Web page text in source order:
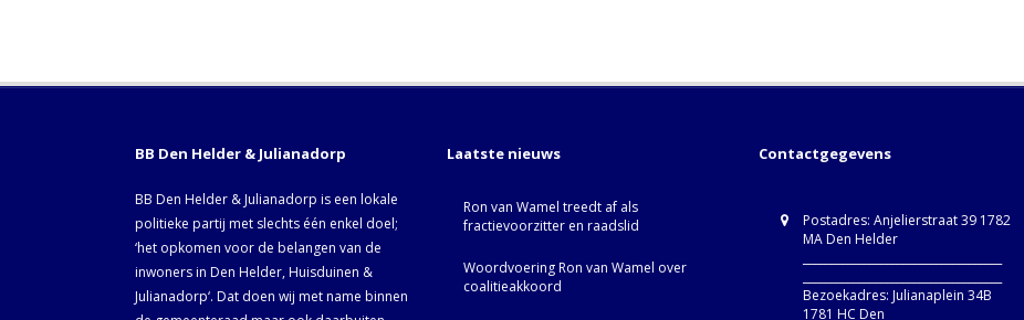
BB Den Helder & Julianadorp
BB Den Helder & Julianadorp is een lokale
politieke partij met slechts één enkel doel;
‘het opkomen voor de belangen van de
inwoners in Den Helder, Huisduinen &
Julianadorp‘. Dat doen wij met name binnen
Laatste nieuws
Ron van Wamel treedt af als
fractievoorzitter en raadslid
Woordvoering Ron van Wamel over
coalitieakkoord
Contactgegevens
Postadres: Anjelierstraat 39 1782
MA Den Helder
Bezoekadres: Julianaplein 34B
1781 HC Den